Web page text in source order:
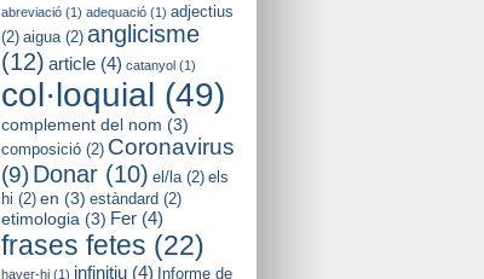
abreviació(1) adequació(1) adjectius
(2) aigua(2) anglicisme
(12) article(4) catanyol(1)
col·loquial (49)
complement del nom (3)
composició(2) Coronavirus
(9) Donar(10) el/la(2) els
hi (2) en (3) estàndard (2)
etimologia (3) Fer(4)
frases fetes (22)
haver-hi(1) infinitiu(4) Informe de